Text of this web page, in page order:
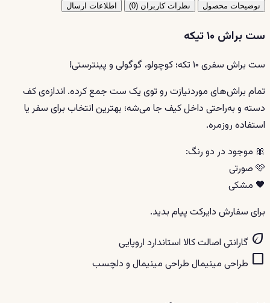
توضیحات محصول نظرات کاربران (0) اطلاعات ارسال
ست براش ۱۰ تیکه
ست براش سفری ۱۰ تکه؛ کوچولو، گوگولی و پینترستی!
تمام براش‌های موردنیازت رو توی یک ست جمع کرده. اندازه‌ی کف
دسته و به‌راحتی داخل کیف جا می‌شه؛ بهترین انتخاب برای سفر یا
استفاده روزمره.
🎀 موجود در دو رنگ:
🩷 صورتی
🖤 مشکی
برای سفارش دایرکت پیام بدید.
eco گارانتی اصالت کالا استاندارد اروپایی
crop_square طراحی مینیمال طراحی مینیمال و دلچسب